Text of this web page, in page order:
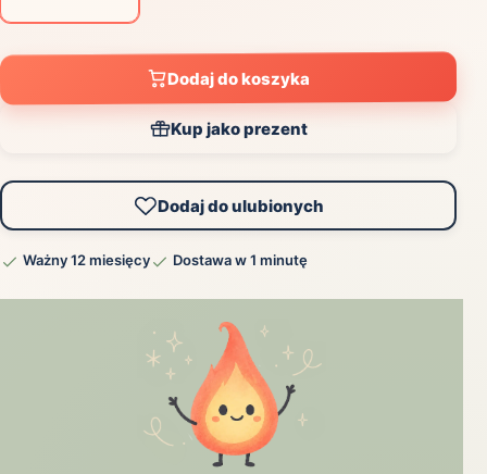
Dodaj do koszyka
Kup jako prezent
Dodaj do ulubionych
Ważny 12 miesięcy Dostawa w 1 minutę